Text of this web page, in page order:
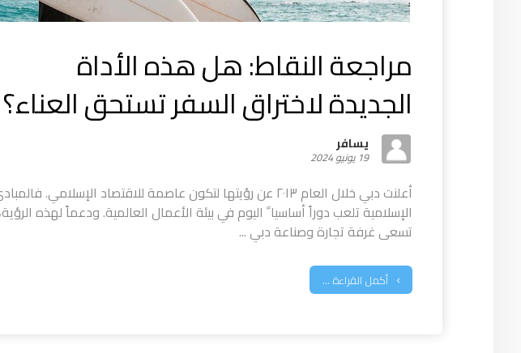
مراجعة النقاط: هل هذه الأداة
الجديدة لاختراق السفر تستحق العناء؟
يسافر
19 يونيو 2024
أعلنت دبي خلال العام ٢٠١٣ عن رؤيتها لتكون عاصمة للاقتصاد الإسلامي.
الإسلامية تلعب دوراً أساسيا ً اليوم في بيئة الأعمال العالمية. ودعماً لهذه الرؤية،
تسعى غرفة تجارة وصناعة دبي ...
أكمل القراءة ...